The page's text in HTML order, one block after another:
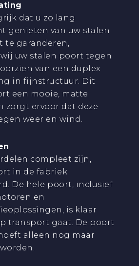
dat u zo lang
genieten van uw stalen
te garanderen,
uw stalen poort tegen
van een duplex
in fijnstructuur. Dit
een mooie, matte
zorgt ervoor dat deze
weer en wind.
compleet zijn,
in de fabriek
De hele poort, inclusief
en
is klaar
transport gaat. De poort
alleen nog maar